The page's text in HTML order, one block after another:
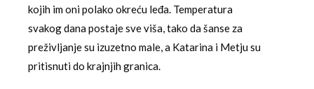
kojih im oni polako okreću leđa. Temperatura
svakog dana postaje sve viša, tako da šanse za
preživljanje su izuzetno male, a Katarina i Metju su
pritisnuti do krajnjih granica.